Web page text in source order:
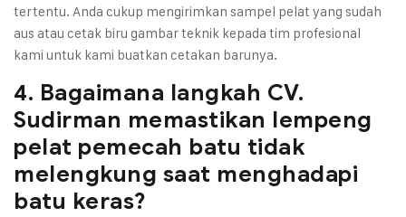
tertentu. Anda cukup mengirimkan sampel pelat yang sudah
aus atau cetak biru gambar teknik kepada tim profesional
kami untuk kami buatkan cetakan barunya.
4. Bagaimana langkah CV.
Sudirman memastikan lempeng
pelat pemecah batu tidak
melengkung saat menghadapi
batu keras?